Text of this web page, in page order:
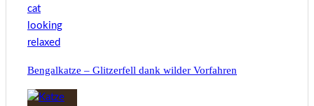
Bengalkatze – Glitzerfell dank wilder Vorfahren